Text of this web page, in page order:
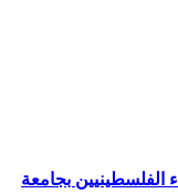
الفلسطينيين بجامعة